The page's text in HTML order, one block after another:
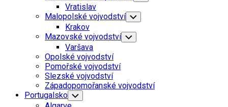
Child
Menu
Vratislav
Malopolské vojvodství Toggle
Child
Menu
Krakov
Mazovské vojvodství Toggle
Child
Varšava
Opolské vojvodství
Pomořské vojvodství
Slezské vojvodství
Západopomořanské vojvodství
Portugalsko Toggle
Child